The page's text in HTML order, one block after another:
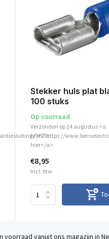
">Zie
Stekker huls plat
100 stuks
Op voorraad
Verzonden op 24 augustus <a
href="https://
hier</a>
€8,95
Incl. btw
voorraad vanuit ons magazijn in